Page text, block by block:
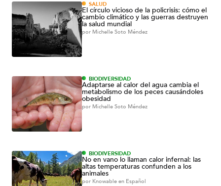
SALUD
El círculo vicioso de la policrisis: cómo el
cambio climático y las guerras destruyen
la salud mundial
por Michelle Soto Méndez
BIODIVERSIDAD
Adaptarse al calor del agua cambia el
metabolismo de los peces causándoles
obesidad
por Michelle Soto Méndez
BIODIVERSIDAD
No en vano lo llaman calor infernal: las
altas temperaturas confunden a los
animales
por Knowable en Español